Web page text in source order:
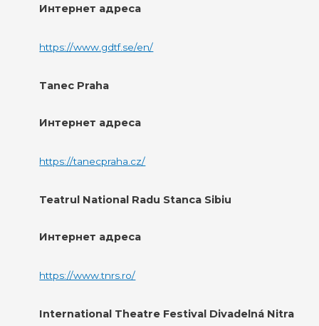
Интернет адреса
https://www.gdtf.se/en/
Tanec Praha
Интернет адреса
https://tanecpraha.cz/
Teatrul National Radu Stanca Sibiu
Интернет адреса
https://www.tnrs.ro/
International Theatre Festival Divadelná Nitra